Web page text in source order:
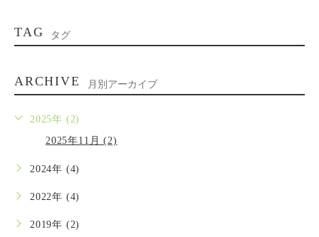
TAG タグ
ARCHIVE 月別アーカイブ
2025年 (2)
2025年11月 (2)
2024年 (4)
2022年 (4)
2019年 (2)